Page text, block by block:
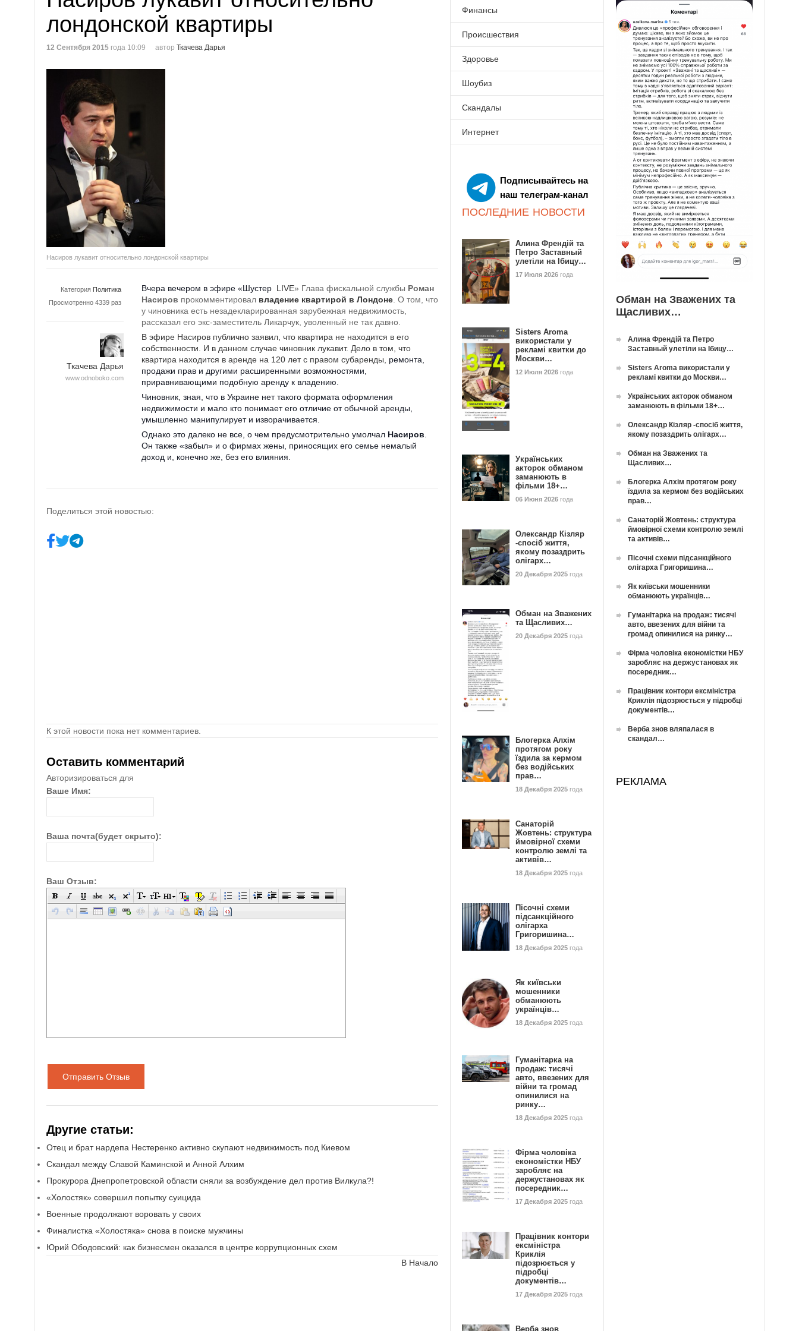
лондонской квартиры
12 Сентября 2015 года 10:09 автор Ткачева Дарья
Насиров лукавит относительно лондонской квартиры
Категория Политика
Просмотренно 4339 раз
Ткачева Дарья
www.odnoboko.com
Вчера вечером в эфире «Шустер LIVE» Глава фискальной службы Роман
Насиров прокомментировал владение квартирой в Лондоне . О том, что
у чиновника есть незадекларированная зарубежная недвижимость,
рассказал его экс-заместитель Ликарчук, уволенный не так давно.
В эфире Насиров публично заявил, что квартира не находится в его
собственности. И в данном случае чиновник лукавит. Дело в том, что
квартира находится в аренде на 120 лет с правом субаренды, ремонта,
продажи прав и другими расширенными возможностями,
приравнивающими подобную аренду к владению.
Чиновник, зная, что в Украине нет такого формата оформления
недвижимости и мало кто понимает его отличие от обычной аренды,
умышленно манипулирует и изворачивается.
Однако это далеко не все, о чем предусмотрительно умолчал Насиров
Он также «забыл» и о фирмах жены, приносящих его семье немалый
доход и, конечно же, без его влияния.
Поделиться этой новостью:
К этой новости пока нет комментариев.
Оставить комментарий
Авторизироваться для
Ваше Имя:
Ваша почта(будет скрыто):
Ваш Отзыв:
Отправить Отзыв
Другие статьи:
Отец и брат нардепа Нестеренко активно скупают недвижимость под Киевом
Скандал между Славой Каминской и Анной Алхим
Прокурора Днепропетровской области сняли за возбуждение дел против Вилкула?!
«Холостяк» совершил попытку суицида
Военные продолжают воровать у своих
Финалистка «Холостяка» снова в поиске мужчины
Юрий Ободовский: как бизнесмен оказался в центре коррупционных схем
В Начало
Финансы
Происшествия
Здоровье
Шоубиз
Скандалы
Интернет
Подписывайтесь на
наш телеграм-канал
ПОСЛЕДНИЕ НОВОСТИ
Алина Френдій та
Петро Заставный
улетіли на Ібицу…
17 Июля 2026 года
Sisters Aroma
використали у
рекламі квитки до
Москви…
12 Июля 2026 года
Українських
акторок обманом
заманюють в
фільми 18+…
06 Июня 2026 года
Олександр Кізляр
-спосіб життя,
якому позаздрить
олігарх…
20 Декабря 2025 года
Обман на Зважених
та Щасливих…
20 Декабря 2025 года
Блогерка Алхім
протягом року
їздила за кермом
без водійських
прав…
18 Декабря 2025 года
Санаторій
Жовтень: структура
ймовірної схеми
контролю землі та
активів…
18 Декабря 2025 года
Пісочні схеми
підсанкційного
олігарха
Григоришина…
18 Декабря 2025 года
Як київськи
мошенники
обманюють
українців…
18 Декабря 2025 года
Гуманітарка на
продаж: тисячі
авто, ввезених для
війни та громад
опинилися на
ринку…
18 Декабря 2025 года
Фірма чоловіка
економістки НБУ
заробляє на
держустановах як
посередник…
17 Декабря 2025 года
Працівник контори
ексміністра
Криклія
підозрюється у
підробці
документів…
17 Декабря 2025 года
Верба знов
Обман на Зважених та
Щасливих…
Алина Френдій та Петро
Заставный улетіли на Ібицу…
Sisters Aroma використали у
рекламі квитки до Москви…
Українських акторок обманом
заманюють в фільми 18+…
Олександр Кізляр -спосіб життя,
якому позаздрить олігарх…
Обман на Зважених та
Щасливих…
Блогерка Алхім протягом року
їздила за кермом без водійських
прав…
Санаторій Жовтень: структура
ймовірної схеми контролю землі
та активів…
Пісочні схеми підсанкційного
олігарха Григоришина…
Як київськи мошенники
обманюють українців…
Гуманітарка на продаж: тисячі
авто, ввезених для війни та
громад опинилися на ринку…
Фірма чоловіка економістки НБУ
заробляє на держустановах як
посередник…
Працівник контори ексміністра
Криклія підозрюється у підробці
документів…
Верба знов вляпалася в
скандал…
РЕКЛАМА